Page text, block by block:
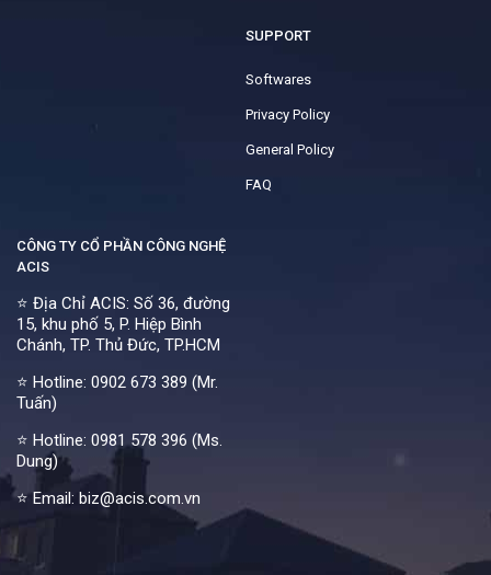
SUPPORT
Softwares
Privacy Policy
General Policy
FAQ
CÔNG TY CỔ PHẦN CÔNG NGHỆ
ACIS
⭐ Địa Chỉ ACIS: Số 36, đường
15, khu phố 5, P. Hiệp Bình
Chánh, TP. Thủ Đức, TP.HCM
⭐ Hotline: 0902 673 389 (Mr.
Tuấn)
⭐ Hotline: 0981 578 396 (Ms.
Dung)
⭐ Email: biz@acis.com.vn